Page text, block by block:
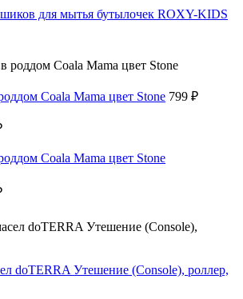
для мытья бутылочек ROXY-KIDS
Coala Mama цвет Stone 799 ₽
Coala Mama цвет Stone
doTERRA Утешение (Console), роллер,